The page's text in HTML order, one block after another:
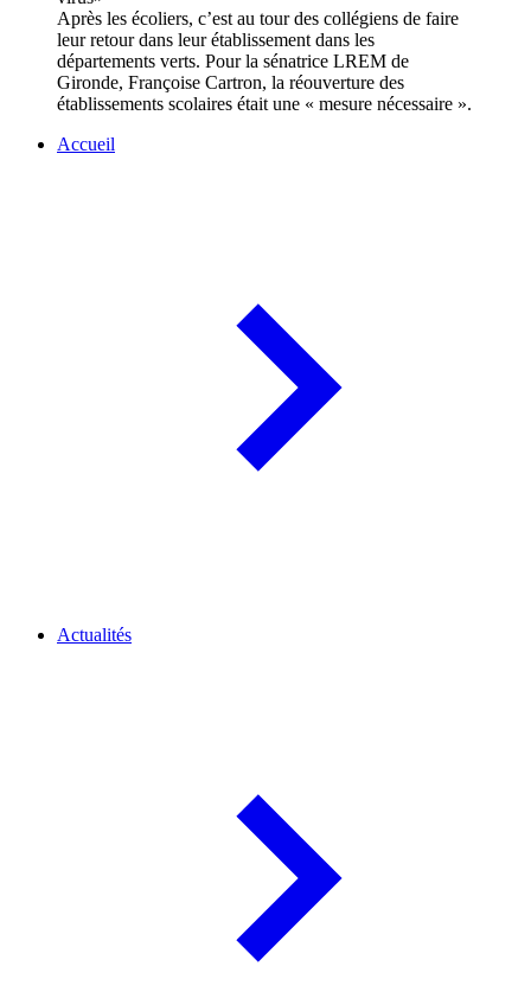
Après les écoliers, c’est au tour des collégiens de faire
leur retour dans leur établissement dans les
départements verts. Pour la sénatrice LREM de
Gironde, Françoise Cartron, la réouverture des
établissements scolaires était une « mesure nécessaire ».
Accueil
Actualités